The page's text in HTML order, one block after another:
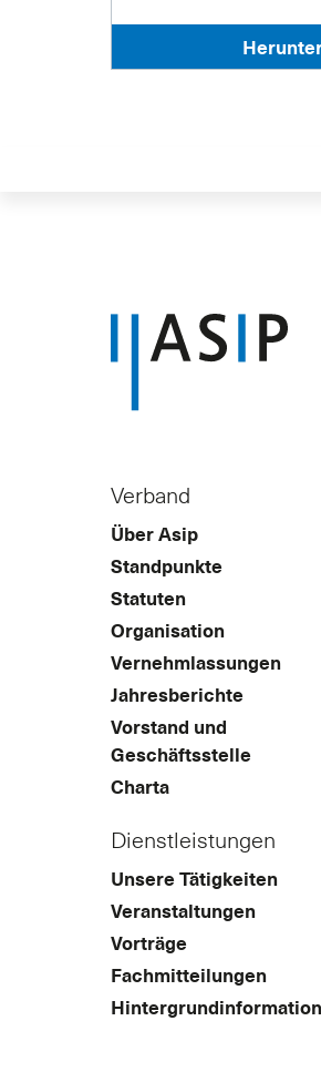
Verband
Über Asip
Standpunkte
Statuten
Organisation
Vernehmlassungen
Jahresberichte
Vorstand und
Geschäftsstelle
Charta
Dienstleistungen
Unsere Tätigkeiten
Veranstaltungen
Vorträge
Fachmitteilungen